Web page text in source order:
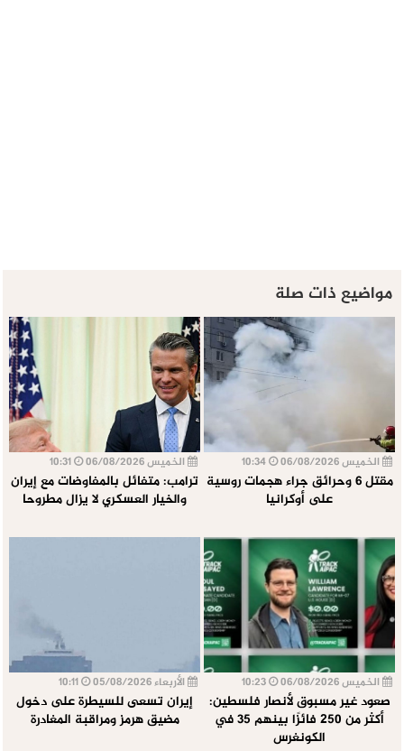
مواضيع ذات صلة
الخميس 06/08/2026
مقتل 6 وحرائق جراء هجمات روسية
على أوكرانيا
الخميس 06/08/2026
ترامب: متفائل بالمفاوضات مع إيران
والخيار العسكري لا يزال مطروحا
الخميس 06/08/2026
صعود غير مسبوق لأنصار فلسطين:
أكثر من 250 فائزًا بينهم 35 في
الكونغرس
الأربعاء 05/08/2026
إيران تسعى للسيطرة على دخول
مضيق هرمز ومراقبة المغادرة